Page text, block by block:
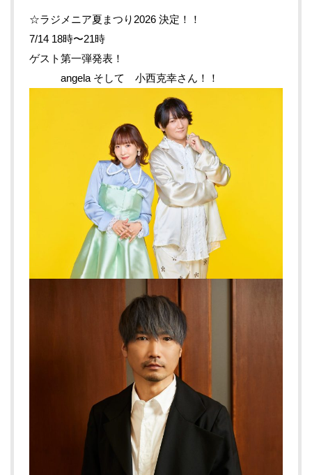
☆ラジメニア夏まつり2026 決定！！
7/14 18時〜21時
ゲスト第一弾発表！
angela そして 小西克幸さん！！